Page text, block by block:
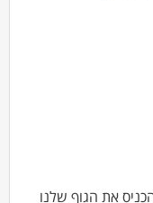
את הגוף שלנו